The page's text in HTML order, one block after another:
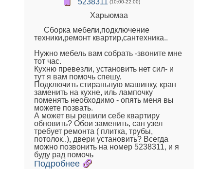
5238311 (10:00-22:00)
Харьюмаа
Сборка мебели,подключение
техники,ремонт квартир,сантехника..
Нужно мебель вам собрать -звоните мне
тот час.
Кухню превезли, установить нет сил- и
тут я вам помочь спешу.
Подключить стираньную машинку, кран
заменить на кухне, иль лампочку
поменять необходимо - опять меня вы
можете позвать.
А может вы решили себе квартиру
обновить? Обои заменить, сан узел
требует ремонта ( плитка, трубы,
потолок..), двери установить? Всегда
можно позвонить на номер 5238311, и я
буду рад помочь
Подробнее